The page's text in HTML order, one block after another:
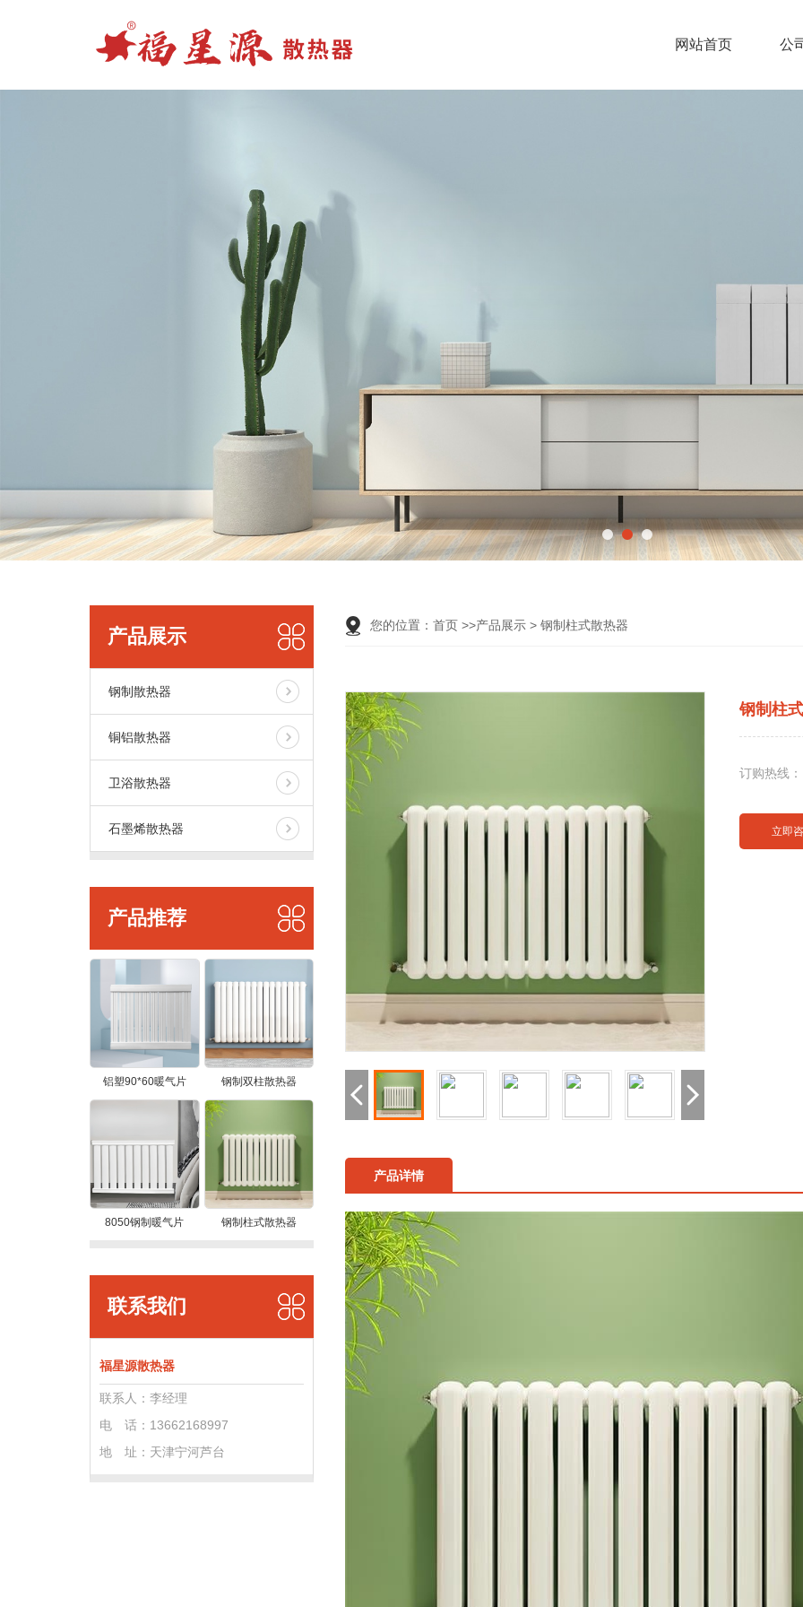
网站首页 公
产品展示
钢制散热器
铜铝散热器
卫浴散热器
石墨烯散热器
产品推荐
铝塑90*60暖气片 钢制双柱散热器
8050钢制暖气片 钢制柱式散热器
联系我们
福星源散热器
联系人：李经理
电 话：13662168997
地 址： 天津宁河芦台
您的位置： 首页 >>产品展示 > 钢制柱式散热器
钢制柱
订购热线：
立即
产品详情